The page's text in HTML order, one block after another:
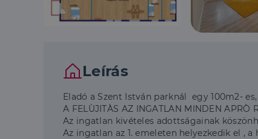
Leírás
Eladó a Szent István parknál egy 100m2-
A FELÙJITÀS AZ INGATLAN MINDEN APRÒ
Az ingatlan kivételes adottságainak
Az ingatlan az 1. emeleten helyezkedik el ,